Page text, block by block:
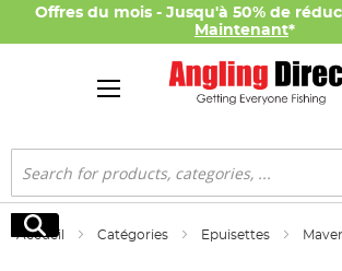
Offres du mois - Jusqu'à 50% de
Maintenant*
Rechercher
Rechercher
Accueil Catégories Epuisettes Maver